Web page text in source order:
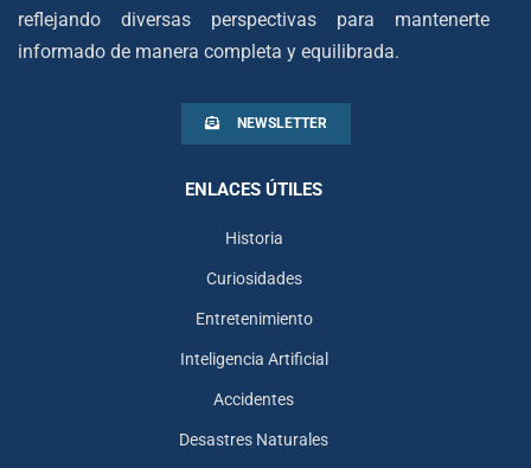
reflejando diversas perspectivas para mantenerte
informado de manera completa y equilibrada.
NEWSLETTER
ENLACES ÚTILES
Historia
Curiosidades
Entretenimiento
Inteligencia Artificial
Accidentes
Desastres Naturales